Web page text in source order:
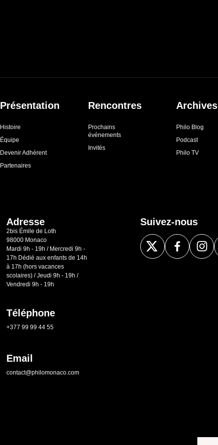
Présentation
Histoire
Équipe
Devenir Adhérent
Partenaires
Rencontres
Prochains
événements
Invités
Archives
Philo Blog
Podcast
Philo TV
Adresse
2bis Émile de Loth
98000 Monaco
Mardi 9h - 19h / Mercredi 9h -
17h Dédié aux enfants de 14h
à 17h (hors vacances
scolaires) / Jeudi 9h - 19h /
Vendredi 9h - 19h
Téléphone
+377 99 99 44 55
Email
contact@philomonaco.com
Suivez-nous